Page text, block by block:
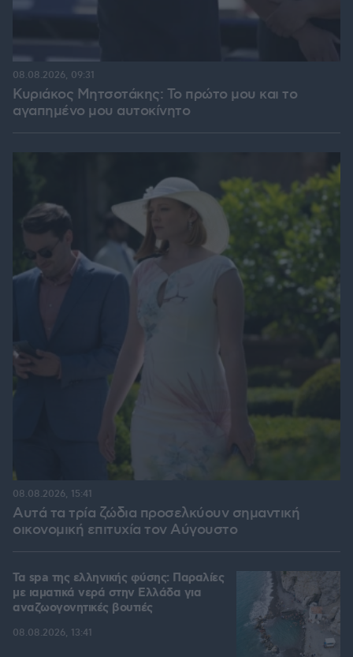
Κυριάκος Μητσοτάκης: Το πρώτο μου και το
αγαπημένο μου αυτοκίνητο
08.08.2026, 09:31
Αυτά τα τρία ζώδια προσελκύουν σημαντική
οικονομική επιτυχία τον Αύγουστο
08.08.2026, 15:41
Τα spa της ελληνικής φύσης: Παραλίες
με ιαματικά νερά στην Ελλάδα για
αναζωογονητικές βουτιές
08.08.2026, 13:41